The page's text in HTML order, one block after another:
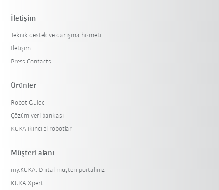
İletişim
Teknik destek ve danışma hizmeti
İletişim
Press Contacts
Ürünler
Robot Guide
Çözüm veri bankası
KUKA ikinci el robotlar
Müşteri alanı
my.KUKA: Dijital müşteri portalınız
KUKA Xpert